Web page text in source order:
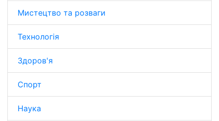
Мистецтво та розваги
Технологія
Здоров'я
Спорт
Наука